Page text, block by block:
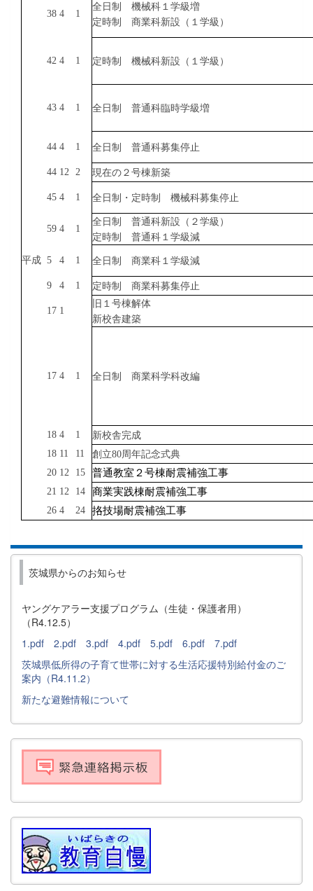
38 4 1
全日制 機械科 １学級増
定時制
商業科新設 （１ 学級 ）
42 4 1 定時制 機械科新設（１学級）
43 4 1 全日制 普通科臨時学級増
44 4 1 全日制 普通科募集停止
44 12 2 現在の２ 号棟新築
45 4 1 全日制 ・ 定時制 機械科募集停止
59 4 1
全日制 普通科新設 （２ 学級 ）
定時制
普通科 １ 学級減
平成 5 4 1 全日制 商業科 １ 学級減
9 4 1 定時制 商業科募集停止
17 1
旧 １ 号棟解体
新校舎建築
17 4 1 全日制 商業科学科改編
18 4 1 新校舎完成
18 11 11 創立80周年記念式典
20 12 15 普通教室２号棟耐震補強工事
21 12 14 商業実践棟耐震補強工事
26 4 24 挌技場耐震補強工事
茨城県からのお知らせ
ヤングケアラー支援プログラム（生徒・保護者用）
（R4.12.5）
1.pdf
2.pdf 3.pdf 4.pdf 5.pdf 6.pdf
7.pdf
茨城県低所得の子育て世帯に対する生活応援特別給付金のご
案内（R4.11.2）
新たな避難情報について